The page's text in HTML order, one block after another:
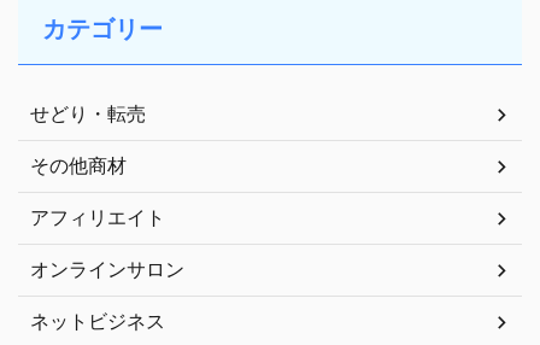
カテゴリー
せどり・転売
その他商材
アフィリエイト
オンラインサロン
ネットビジネス